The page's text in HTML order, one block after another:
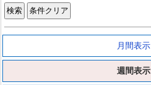
月間表示
週間表示